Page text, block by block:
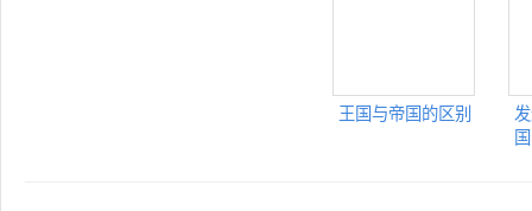
王国与帝国的区别